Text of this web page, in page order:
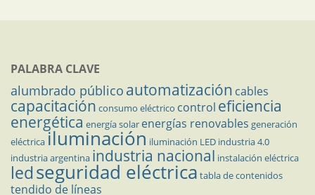
PALABRA CLAVE
alumbrado público automatización cables
capacitación consumo eléctrico control eficiencia
energética energía solar energías renovables generación
eléctricailuminación iluminación LED industria 4.0
industria argentina industria nacional instalación eléctrica
ledseguridad eléctrica tabla de contenidos
tendido de líneas